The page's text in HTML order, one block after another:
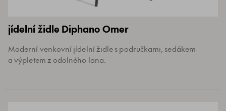
jídelní židle Diphano Omer
Moderní venkovní jídelní židle s područkami, sedákem
a výpletem z odolného lana.